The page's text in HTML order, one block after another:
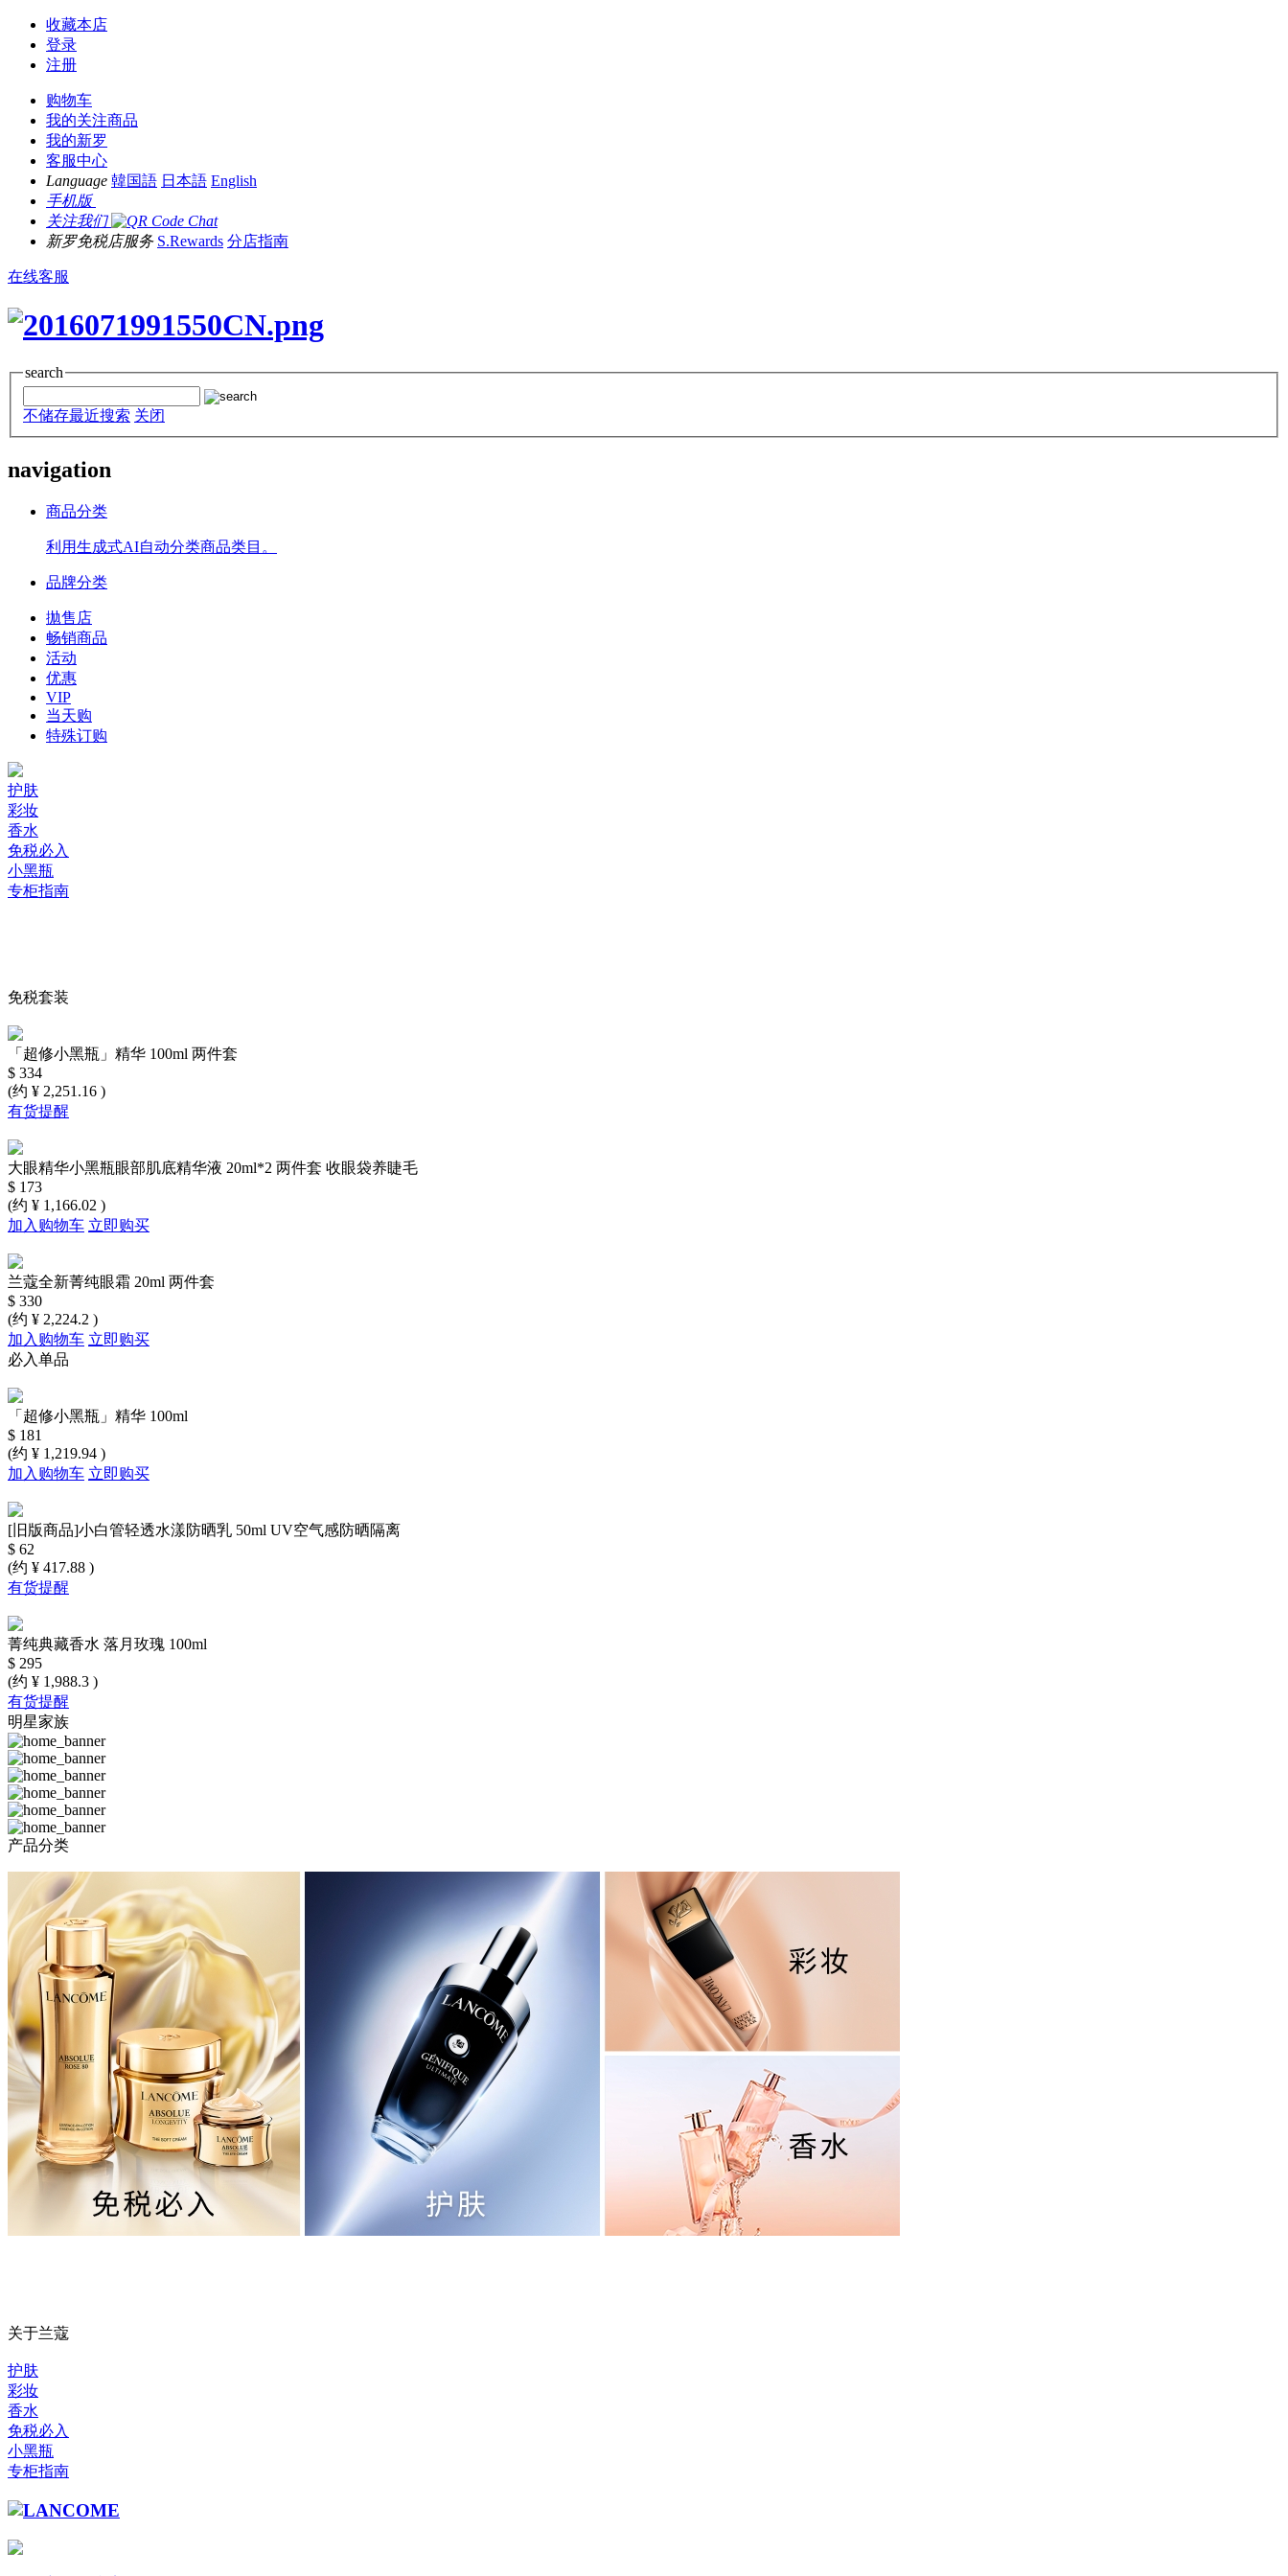
收藏本店
登录
注册
购物车
我的关注商品
我的新罗
客服中心
Language 韓国語 日本語 English
手机版
关注我们
新罗免税店服务 S.Rewards 分店指南
在线客服
search
不储存最近搜索 关闭
navigation
商品分类
利用生成式AI自动分类商品类目。
品牌分类
拋售店
畅销商品
活动
优惠
VIP
当天购
特殊订购
护肤
彩妆
香水
免税必入
小黑瓶
专柜指南
免税套装
「超修小黑瓶」精华 100ml 两件套
$ 334
(约 ¥ 2,251.16 )
有货提醒
大眼精华小黑瓶眼部肌底精华液 20ml*2 两件套 收眼袋养睫毛
$ 173
(约 ¥ 1,166.02 )
加入购物车 立即购买
兰蔻全新菁纯眼霜 20ml 两件套
$ 330
(约 ¥ 2,224.2 )
加入购物车 立即购买
必入单品
「超修小黑瓶」精华 100ml
$ 181
(约 ¥ 1,219.94 )
加入购物车 立即购买
[旧版商品]小白管轻透水漾防晒乳 50ml UV空气感防晒隔离
$ 62
(约 ¥ 417.88 )
菁纯典藏香水 落月玫瑰 100ml
$ 295
(约 ¥ 1,988.3 )
有货提醒
明星家族
护肤
彩妆
香水
免税必入
小黑瓶